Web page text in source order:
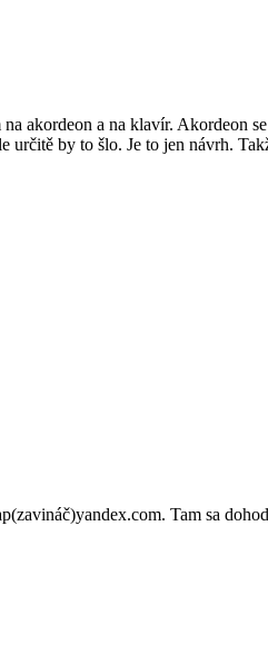
akordeon a na klavír. Akordeon
by to šlo. Je to jen návrh.
Tam sa